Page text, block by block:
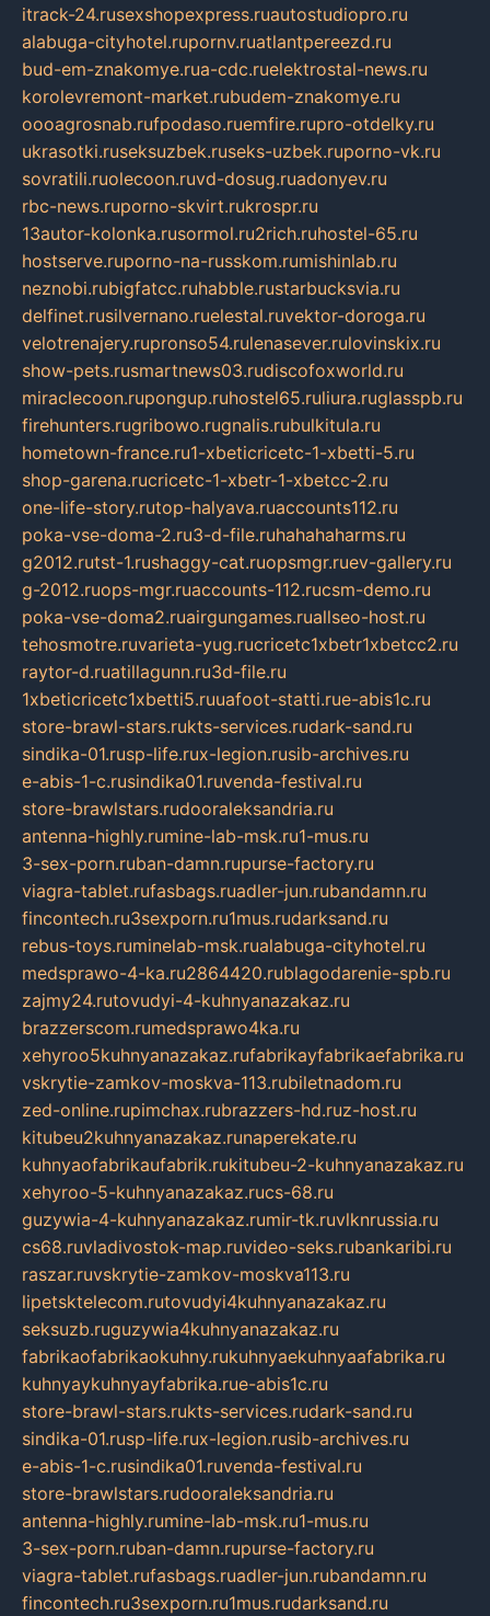
itrack-24.rusexshopexpress.ruautostudiopro.ru
alabuga-cityhotel.rupornv.ruatlantpereezd.ru
bud-em-znakomye.rua-cdc.ruelektrostal-news.ru
korolevremont-market.rubudem-znakomye.ru
oooagrosnab.rufpodaso.ruemfire.rupro-otdelky.ru
ukrasotki.ruseksuzbek.ruseks-uzbek.ruporno-vk.ru
sovratili.ruolecoon.ruvd-dosug.ruadonyev.ru
rbc-news.ruporno-skvirt.rukrospr.ru
13autor-kolonka.rusormol.ru2rich.ruhostel-65.ru
hostserve.ruporno-na-russkom.rumishinlab.ru
neznobi.rubigfatcc.ruhabble.rustarbucksvia.ru
delfinet.rusilvernano.ruelestal.ruvektor-doroga.ru
velotrenajery.rupronso54.rulenasever.rulovinskix.ru
show-pets.rusmartnews03.rudiscofoxworld.ru
miraclecoon.rupongup.ruhostel65.ruliura.ruglasspb.ru
firehunters.rugribowo.rugnalis.rubulkitula.ru
hometown-france.ru1-xbeticricetc-1-xbetti-5.ru
shop-garena.rucricetc-1-xbetr-1-xbetcc-2.ru
one-life-story.rutop-halyava.ruaccounts112.ru
poka-vse-doma-2.ru3-d-file.ruhahahaharms.ru
g2012.rutst-1.rushaggy-cat.ruopsmgr.ruev-gallery.ru
g-2012.ruops-mgr.ruaccounts-112.rucsm-demo.ru
poka-vse-doma2.ruairgungames.ruallseo-host.ru
tehosmotre.ruvarieta-yug.rucricetc1xbetr1xbetcc2.ru
raytor-d.ruatillagunn.ru3d-file.ru
1xbeticricetc1xbetti5.ruuafoot-statti.rue-abis1c.ru
store-brawl-stars.rukts-services.rudark-sand.ru
sindika-01.rusp-life.rux-legion.rusib-archives.ru
e-abis-1-c.rusindika01.ruvenda-festival.ru
store-brawlstars.rudooraleksandria.ru
antenna-highly.rumine-lab-msk.ru1-mus.ru
3-sex-porn.ruban-damn.rupurse-factory.ru
viagra-tablet.rufasbags.ruadler-jun.rubandamn.ru
fincontech.ru3sexporn.ru1mus.rudarksand.ru
rebus-toys.ruminelab-msk.rualabuga-cityhotel.ru
medsprawo-4-ka.ru2864420.rublagodarenie-spb.ru
zajmy24.rutovudyi-4-kuhnyanazakaz.ru
brazzerscom.rumedsprawo4ka.ru
xehyroo5kuhnyanazakaz.rufabrikayfabrikaefabrika.ru
vskrytie-zamkov-moskva-113.rubiletnadom.ru
zed-online.rupimchax.rubrazzers-hd.ruz-host.ru
kitubeu2kuhnyanazakaz.runaperekate.ru
kuhnyaofabrikaufabrik.rukitubeu-2-kuhnyanazakaz.ru
xehyroo-5-kuhnyanazakaz.rucs-68.ru
guzywia-4-kuhnyanazakaz.rumir-tk.ruvlknrussia.ru
cs68.ruvladivostok-map.ruvideo-seks.rubankaribi.ru
raszar.ruvskrytie-zamkov-moskva113.ru
lipetsktelecom.rutovudyi4kuhnyanazakaz.ru
seksuzb.ruguzywia4kuhnyanazakaz.ru
fabrikaofabrikaokuhny.rukuhnyaekuhnyaafabrika.ru
kuhnyaykuhnyayfabrika.rue-abis1c.ru
store-brawl-stars.rukts-services.rudark-sand.ru
sindika-01.rusp-life.rux-legion.rusib-archives.ru
e-abis-1-c.rusindika01.ruvenda-festival.ru
store-brawlstars.rudooraleksandria.ru
antenna-highly.rumine-lab-msk.ru1-mus.ru
3-sex-porn.ruban-damn.rupurse-factory.ru
viagra-tablet.rufasbags.ruadler-jun.rubandamn.ru
fincontech.ru3sexporn.ru1mus.rudarksand.ru